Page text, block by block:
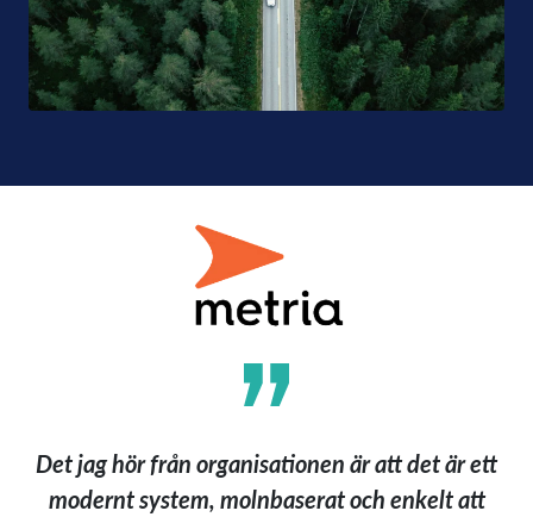
Det jag hör från organisationen är att det är ett
modernt system, molnbaserat och enkelt att